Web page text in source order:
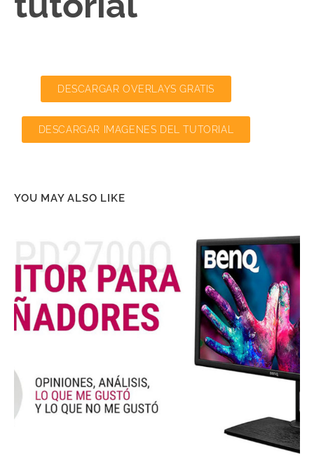
DESCARGAR OVERLAYS GRATIS
DESCARGAR IMAGENES DEL TUTORIAL
YOU MAY ALSO LIKE